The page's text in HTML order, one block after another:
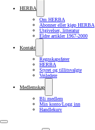
HERBA
Om HERBA
Abonner eller kjøp HERBA
Utgivelser, litteratur
Eldre artikler 1967-2000
Kontakt
Regnskapsfører
HERBA
Styret og tillitsvalgte
Veiledere
Medlemskap
Bli medlem
Min konto/Logg inn
Handlekurv